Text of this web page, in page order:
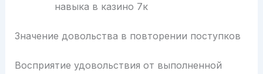
навыка в казино 7к
Значение довольства в повторении поступков
Восприятие удовольствия от выполненной